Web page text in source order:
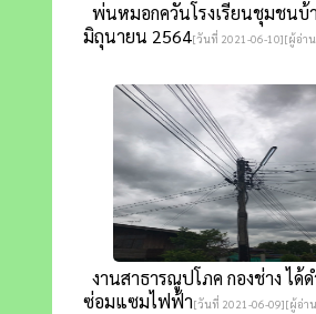
พ่นหมอกควันโรงเรียนชุมชนบ้
มิถุนายน 2564[วันที่ 2021-06-10][ผู้อ่า
งานสาธารณูปโภค กองช่าง ได้
ซ่อมแซมไฟฟ้า[วันที่ 2021-06-09][ผู้อ่า